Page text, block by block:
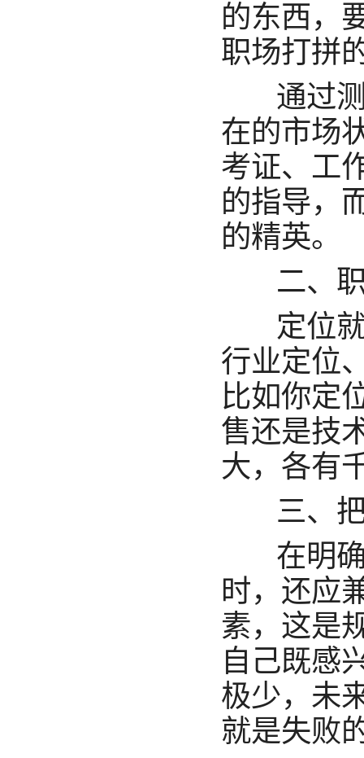
的东西，
职场打拼
通过测
在的市场
考证、工
的指导，
的精英。
二、职
定位就
行业定位
比如你定
售还是技
大，各有
三、
在明确
时，还应
素，这是
自己既感
极少，未
就是失败